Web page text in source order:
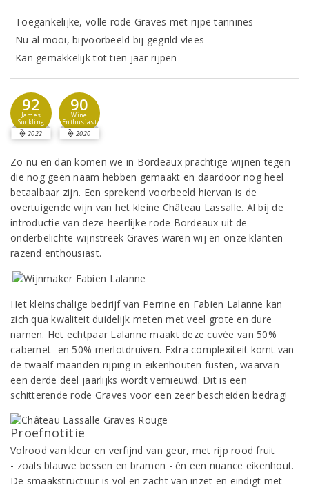
Toegankelijke, volle rode Graves met rijpe tannines
Nu al mooi, bijvoorbeeld bij gegrild vlees
Kan gemakkelijk tot tien jaar rijpen
92
James
Suckling
2022
90
Wine
Enthusiast
2020
Zo nu en dan komen we in Bordeaux prachtige wijnen tegen
die nog geen naam hebben gemaakt en daardoor nog heel
betaalbaar zijn. Een sprekend voorbeeld hiervan is de
overtuigende wijn van het kleine Château Lassalle. Al bij de
introductie van deze heerlijke rode Bordeaux uit de
onderbelichte wijnstreek Graves waren wij en onze klanten
razend enthousiast.
Het kleinschalige bedrijf van Perrine en Fabien Lalanne kan
zich qua kwaliteit duidelijk meten met veel grote en dure
namen. Het echtpaar Lalanne maakt deze cuvée van 50%
cabernet- en 50% merlotdruiven. Extra complexiteit komt van
de twaalf maanden rijping in eikenhouten fusten, waarvan
een derde deel jaarlijks wordt vernieuwd. Dit is een
schitterende rode Graves voor een zeer bescheiden bedrag!
Proefnotitie
Volrood van kleur en verfijnd van geur, met rijp rood fruit
- zoals blauwe bessen en bramen - én een nuance eikenhout.
De smaakstructuur is vol en zacht van inzet en eindigt met